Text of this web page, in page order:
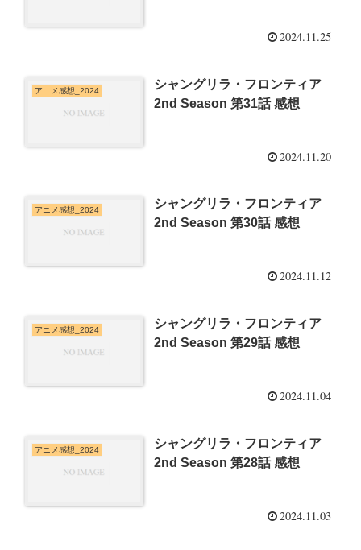
2024.11.25
アニメ感想_2024
シャングリラ・フロンティア
2nd Season 第31話 感想
2024.11.20
アニメ感想_2024
シャングリラ・フロンティア
2nd Season 第30話 感想
2024.11.12
アニメ感想_2024
シャングリラ・フロンティア
2nd Season 第29話 感想
2024.11.04
アニメ感想_2024
シャングリラ・フロンティア
2nd Season 第28話 感想
2024.11.03